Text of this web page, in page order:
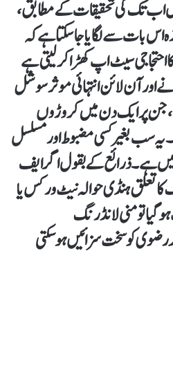
اب تک کی تحقیقات کے مطابق،
اس بات سے لگایا جا سکتا ہے کہ
احتجاجی سیٹ اپ کھڑا کر لیتی ہے
اور آن لائن انتہائی موثر سوشل
جن پر ایک دن میں کروڑوں
سب بغیر کسی مضبوط اور مسلسل
ہے۔ ذرائع کے بقول اگر ایف
تعلق ہنڈی حوالہ نیٹ ورکس یا
تو منی لانڈرنگ
سعد رضوی کو سخت سزائیں ہو سکتی